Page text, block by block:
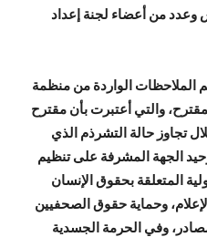
وعدد من أعضاء لجنة إعداد
الملاحظات الواردة من منظمة
المقترح، والتي أعتبرت بأن مقترح
تجاوز حالة التشرذم الذي
الجهة المشرفة على تنظيم
المتعلقة بحقوق الإنسان
وحماية حقوق الصحفيين
وفي الحرمة الجسدية